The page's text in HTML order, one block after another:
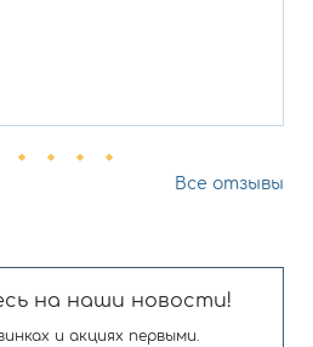
Все отзывы
на наши новости!
и акциях первыми.